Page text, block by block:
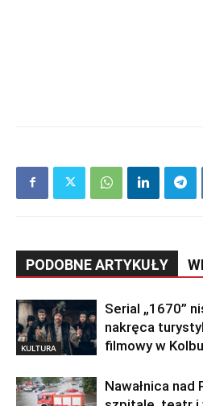
PODOBNE ARTYKUŁY
KULTURA
Serial „1670”
nakręca
filmowy w
Nawałnica nad